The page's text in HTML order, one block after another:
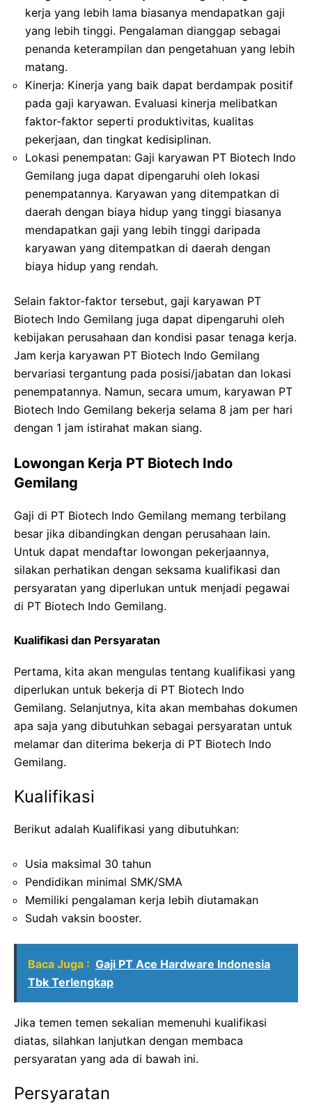
kerja yang lebih lama biasanya mendapatkan gaji
yang lebih tinggi. Pengalaman dianggap sebagai
penanda keterampilan dan pengetahuan yang lebih
matang.
Kinerja: Kinerja yang baik dapat berdampak positif
pada gaji karyawan. Evaluasi kinerja melibatkan
faktor-faktor seperti produktivitas, kualitas
pekerjaan, dan tingkat kedisiplinan.
Lokasi penempatan: Gaji karyawan PT Biotech Indo
Gemilang juga dapat dipengaruhi oleh lokasi
penempatannya. Karyawan yang ditempatkan di
daerah dengan biaya hidup yang tinggi biasanya
mendapatkan gaji yang lebih tinggi daripada
karyawan yang ditempatkan di daerah dengan
biaya hidup yang rendah.
Selain faktor-faktor tersebut, gaji karyawan PT
Biotech Indo Gemilang juga dapat dipengaruhi oleh
kebijakan perusahaan dan kondisi pasar tenaga kerja.
Jam kerja karyawan PT Biotech Indo Gemilang
bervariasi tergantung pada posisi/jabatan dan lokasi
penempatannya. Namun, secara umum, karyawan PT
Biotech Indo Gemilang bekerja selama 8 jam per hari
dengan 1 jam istirahat makan siang.
Lowongan Kerja PT Biotech Indo
Gemilang
Gaji di PT Biotech Indo Gemilang memang terbilang
besar jika dibandingkan dengan perusahaan lain.
Untuk dapat mendaftar lowongan pekerjaannya,
silakan perhatikan dengan seksama kualifikasi dan
persyaratan yang diperlukan untuk menjadi pegawai
di PT Biotech Indo Gemilang.
Kualifikasi dan Persyaratan
Pertama, kita akan mengulas tentang kualifikasi yang
diperlukan untuk bekerja di PT Biotech Indo
Gemilang. Selanjutnya, kita akan membahas dokumen
apa saja yang dibutuhkan sebagai persyaratan untuk
melamar dan diterima bekerja di PT Biotech Indo
Gemilang.
Kualifikasi
Berikut adalah Kualifikasi yang dibutuhkan:
Usia maksimal 30 tahun
Pendidikan minimal SMK/SMA
Memiliki pengalaman kerja lebih diutamakan
Sudah vaksin booster.
Baca Juga : Gaji PT Ace Hardware Indonesia
Tbk Terlengkap
Jika temen temen sekalian memenuhi kualifikasi
diatas, silahkan lanjutkan dengan membaca
persyaratan yang ada di bawah ini.
Persyaratan